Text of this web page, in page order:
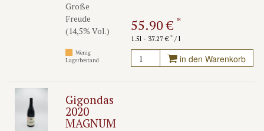
Große
Freude
(14,5% Vol.)
Wenig
Lagerbestand
55.90 € *
1.5l - 37.27 € */ l
in den Warenkorb
Gigondas
2020
MAGNUM